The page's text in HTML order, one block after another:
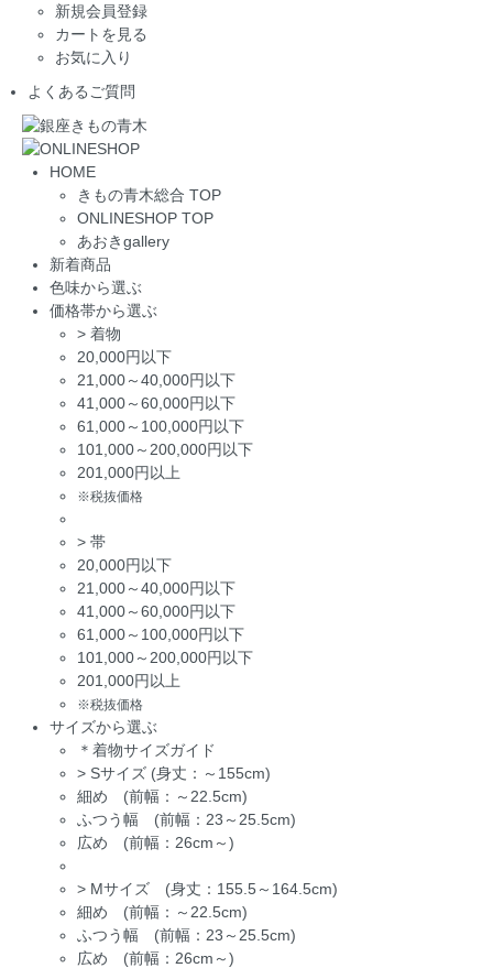
新規会員登録
カートを見る
お気に入り
よくあるご質問
HOME
きもの青木総合 TOP
ONLINESHOP TOP
あおきgallery
新着商品
色味から選ぶ
価格帯から選ぶ
> 着物
20,000円以下
21,000～40,000円以下
41,000～60,000円以下
61,000～100,000円以下
101,000～200,000円以下
201,000円以上
※税抜価格
> 帯
20,000円以下
21,000～40,000円以下
41,000～60,000円以下
61,000～100,000円以下
101,000～200,000円以下
201,000円以上
※税抜価格
サイズから選ぶ
＊着物サイズガイド
> Sサイズ (身丈：～155cm)
細め (前幅：～22.5cm)
ふつう幅 (前幅：23～25.5cm)
広め (前幅：26cm～)
> Mサイズ (身丈：155.5～164.5cm)
細め (前幅：～22.5cm)
ふつう幅 (前幅：23～25.5cm)
広め (前幅：26cm～)